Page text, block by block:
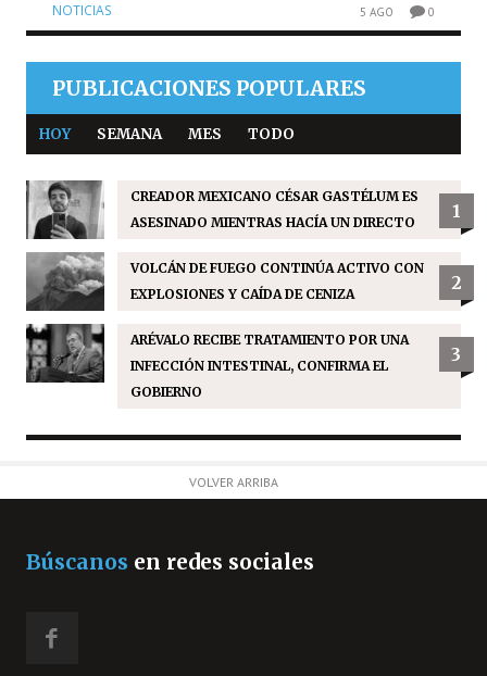
NOTICIAS 5 AGO 0
PUBLICACIONES POPULARES
HOY SEMANA MES TODO
CREADOR MEXICANO CÉSAR GASTÉLUM ES
ASESINADO MIENTRAS HACÍA UN DIRECTO
1
VOLCÁN DE FUEGO CONTINÚA ACTIVO CON
EXPLOSIONES Y CAÍDA DE CENIZA
2
ARÉVALO RECIBE TRATAMIENTO POR UNA
INFECCIÓN INTESTINAL, CONFIRMA EL
GOBIERNO
3
VOLVER ARRIBA
Búscanos en redes sociales